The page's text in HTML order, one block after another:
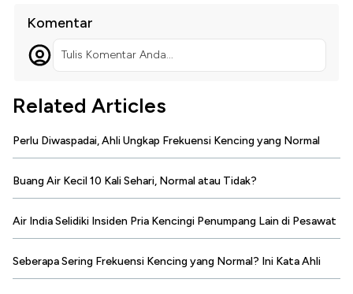
Komentar
Tulis Komentar Anda...
Related Articles
Perlu Diwaspadai, Ahli Ungkap Frekuensi Kencing yang Normal
Buang Air Kecil 10 Kali Sehari, Normal atau Tidak?
Air India Selidiki Insiden Pria Kencingi Penumpang Lain di Pesawat
Seberapa Sering Frekuensi Kencing yang Normal? Ini Kata Ahli